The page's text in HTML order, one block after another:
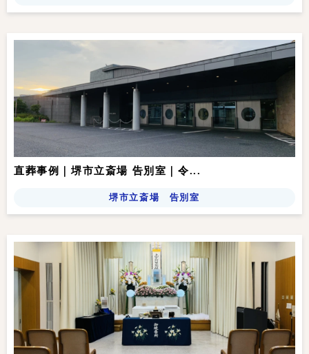
直葬事例｜堺市立斎場 告別室｜令...
堺市立斎場 告別室